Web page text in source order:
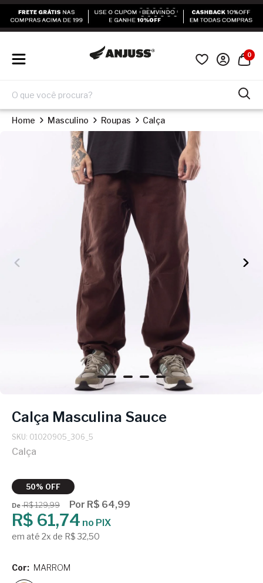
0
Home Masculino Roupas Calça
Calça Masculina Sauce
SKU: 01020905_306_5
Calça
50% OFF
DeR$ 129,99 Por R$ 64,99
R$ 61,74 no PIX
em até 2x de R$ 32,50
Cor: MARROM